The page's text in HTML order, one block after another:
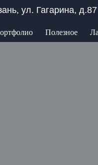
ул. Гагарина, д.87
Полезное